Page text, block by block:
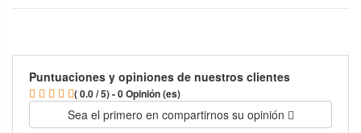
Puntuaciones y opiniones de nuestros clientes
( 0.0 / 5) - 0 Opinión (es)
Sea el primero en compartirnos su opinión